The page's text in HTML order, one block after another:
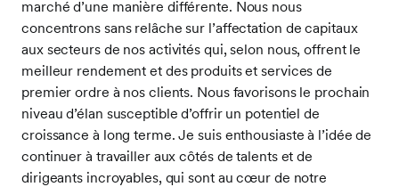
marché d’une manière différente. Nous nous
concentrons sans relâche sur l’affectation de capitaux
aux secteurs de nos activités qui, selon nous, offrent le
meilleur rendement et des produits et services de
premier ordre à nos clients. Nous favorisons le prochain
niveau d’élan susceptible d’offrir un potentiel de
croissance à long terme. Je suis enthousiaste à l’idée de
continuer à travailler aux côtés de talents et de
dirigeants incroyables, qui sont au cœur de notre